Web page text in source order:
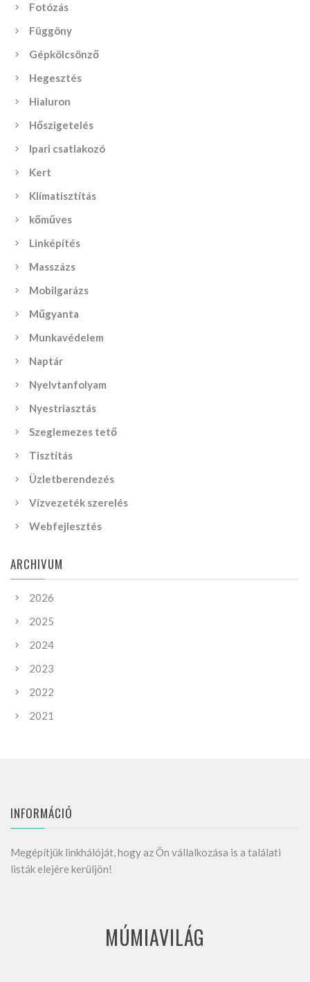
Fotózás
Függöny
Gépkölcsönző
Hegesztés
Hialuron
Hőszigetelés
Ipari csatlakozó
Kert
Klímatisztítás
kőműves
Linképítés
Masszázs
Mobilgarázs
Műgyanta
Munkavédelem
Naptár
Nyelvtanfolyam
Nyestriasztás
Szeglemezes tető
Tisztítás
Üzletberendezés
Vízvezeték szerelés
Webfejlesztés
ARCHIVUM
2026
2025
2024
2023
2022
2021
INFORMÁCIÓ
Megépítjük linkhálóját, hogy az Ön vállalkozása is a találati
listák elejére kerüljön!
MÚMIAVILÁG